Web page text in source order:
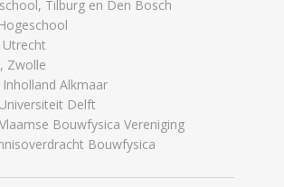
Tilburg en Den Bosch
Zwolle
Alkmaar
Delft
Bouwfysica Vereniging
Bouwfysica